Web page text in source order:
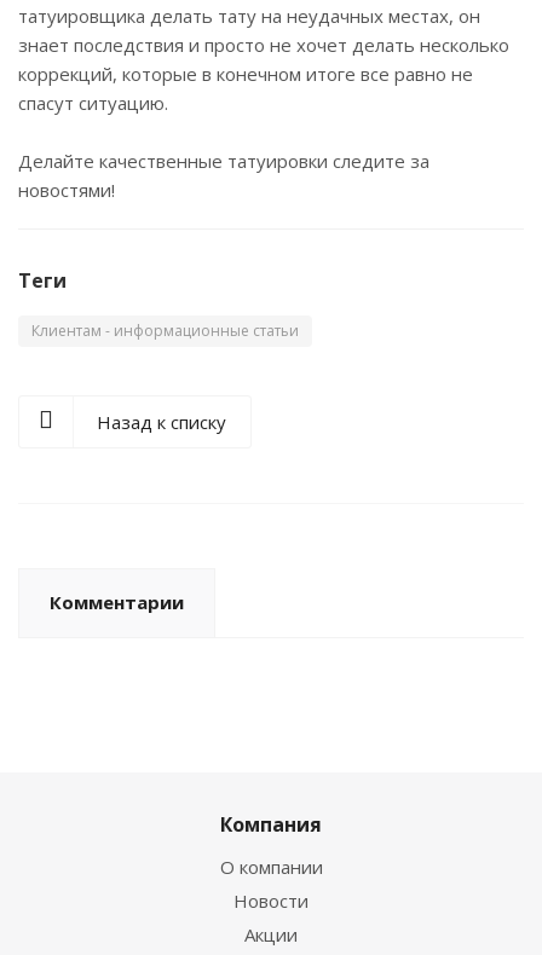
татуировщика делать тату на неудачных местах, он
знает последствия и просто не хочет делать несколько
коррекций, которые в конечном итоге все равно не
спасут ситуацию.
Делайте качественные татуировки следите за
новостями!
Теги
Клиентам - информационные статьи
Назад к списку
Комментарии
Компания
О компании
Новости
Акции